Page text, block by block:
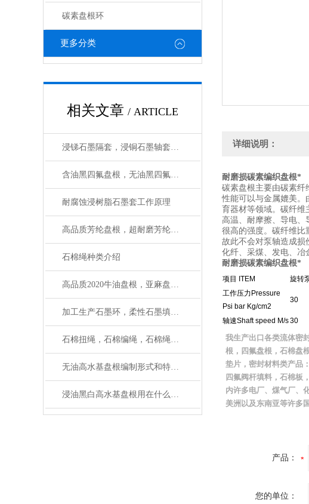
碳素盘根环
更多分类
相关文章 / ARTICLE
浸锑石墨隔套，浸铜石墨轴套，浸铜石墨管应用性能
含油黑四氟盘根，无油黑四氟盘根如何选用
耐腐蚀浸树脂石墨套工作原理
高品质芳纶盘根，超耐磨芳纶纤维盘根性能介绍
石棉绳种类介绍
高品质2020牛油盘根，亚麻盘根*
加工生产石墨环，柔性石墨填料环厂家质量保证
石棉扭绳，石棉编绳，石棉绳使用范围
无油高水基盘根编制形式和特点介绍
浸油黑白高水基盘根用在什么机械上好
详细说明：
耐磨损碳素编织盘根*
碳素盘根主要由碳素纤
性能可以与金属媲美
育器材等领域。碳纤维
高温、耐摩擦、导电、
很高的强度。碳纤维比
故此不会对泵轴造成损
化纤、采煤、发电、冶
耐磨损碳素编织盘根*
项目 ITEM 旋转
工作压力Pressure
Psi bar Kg/cm2
30
轴速Shaft speed M/s30
我生产出口各类流体密
根，四氟盘根，石棉盘
垫片，密封材料类产品
四氟阀杆填料，石棉板
内许多电厂、煤气厂、
美洲以及东南亚等许多
产品：
您的单位：